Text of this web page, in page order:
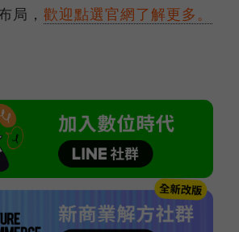
局， 歡迎點選官網了解更多。